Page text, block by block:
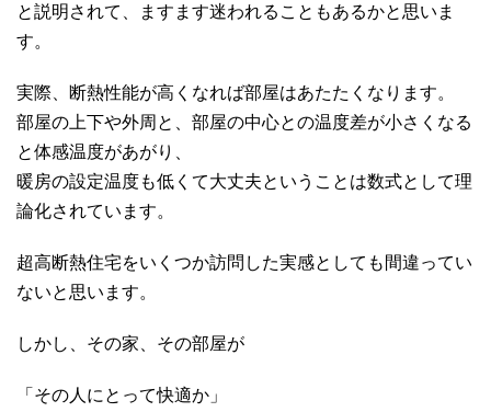
と説明されて、ますます迷われることもあるかと思いま
す。
実際、断熱性能が高くなれば部屋はあたたくなります。
部屋の上下や外周と、部屋の中心との温度差が小さくなる
と体感温度があがり、
暖房の設定温度も低くて大丈夫ということは数式として理
論化されています。
超高断熱住宅をいくつか訪問した実感としても間違ってい
ないと思います。
しかし、その家、その部屋が
「その人にとって快適か」